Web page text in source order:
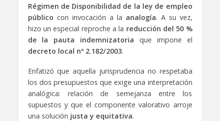
Régimen de Disponibilidad de la ley de empleo
público con invocación a la analogía. A su vez,
hizo un especial reproche a la reducción del 50 %
de la pauta indemnizatoria que impone el
decreto local nº 2.182/2003.
Enfatizó que aquella jurisprudencia no respetaba
los dos presupuestos que exige una interpretación
analógica: relación de semejanza entre los
supuestos y que el componente valorativo arroje
una solución justa y equitativa.